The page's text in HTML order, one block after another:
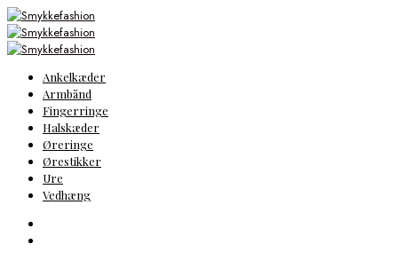
Ankelkæder
Armbånd
Fingerringe
Halskæder
Øreringe
Ørestikker
Ure
Vedhæng